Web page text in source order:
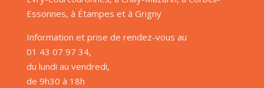
Essonnes, à Étampes et à Grigny
Information et prise de rendez-vous au
01 43 07 97 34,
du lundi au vendredi,
de 9h30 à 18h